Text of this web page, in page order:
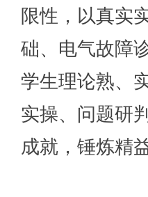
限性，以真实
础、电气故障
学生理论熟、
实操、问题研
成就，锤炼精